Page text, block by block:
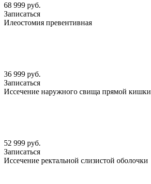
68 999 руб.
Записаться
Илеостомия превентивная
36 999 руб.
Записаться
Иссечение наружного свища прямой кишки
52 999 руб.
Записаться
Иссечение ректальной слизистой оболочки